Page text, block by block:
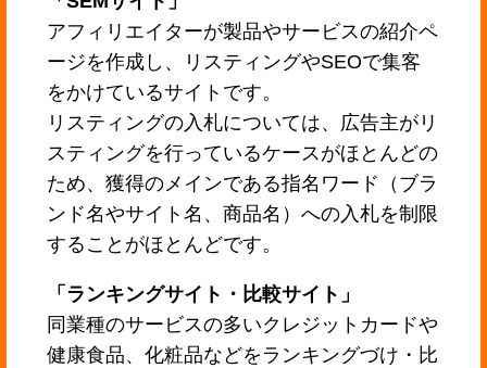
アフィリエイターが製品やサービスの紹介ペ
ージを作成し、リスティングやSEOで集客
をかけているサイトです。
リスティングの入札については、広告主がリ
スティングを行っているケースがほとんどの
ため、獲得のメインである指名ワード（ブラ
ンド名やサイト名、商品名）への入札を制限
することがほとんどです。
「ランキングサイト・比較サイト」
同業種のサービスの多いクレジットカードや
健康食品、化粧品などをランキングづけ・比